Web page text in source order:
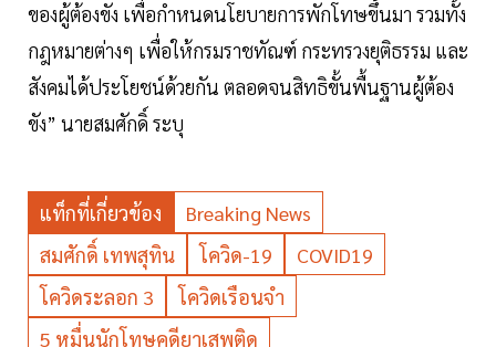
ของผู้ต้องขัง เพื่อกำหนดนโยบายการพักโทษขึ้นมา รวมทั้ง
กฎหมายต่างๆ เพื่อให้กรมราชทัณฑ์ กระทรวงยุติธรรม และ
สังคมได้ประโยชน์ด้วยกัน ตลอดจนสิทธิขั้นพื้นฐานผู้ต้อง
ขัง” นายสมศักดิ์ ระบุ
แท็กที่เกี่ยวข้อง
Breaking News
สมศักดิ์ เทพสุทิน
โควิด-19
COVID19
โควิดระลอก 3
โควิดเรือนจำ
5 หมื่นนักโทษคดียาเสพติด